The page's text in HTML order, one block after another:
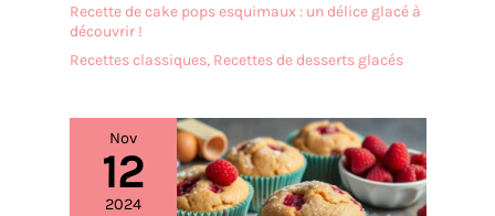
Recette de cake pops esquimaux : un délice glacé à
découvrir !
Recettes classiques, Recettes de desserts glacés
Nov
12
2024